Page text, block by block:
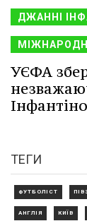
ДЖАННІ
УЄФА
ТЕГИ
ФУТБОЛІСТ
АНГЛІЯ КИЇВ